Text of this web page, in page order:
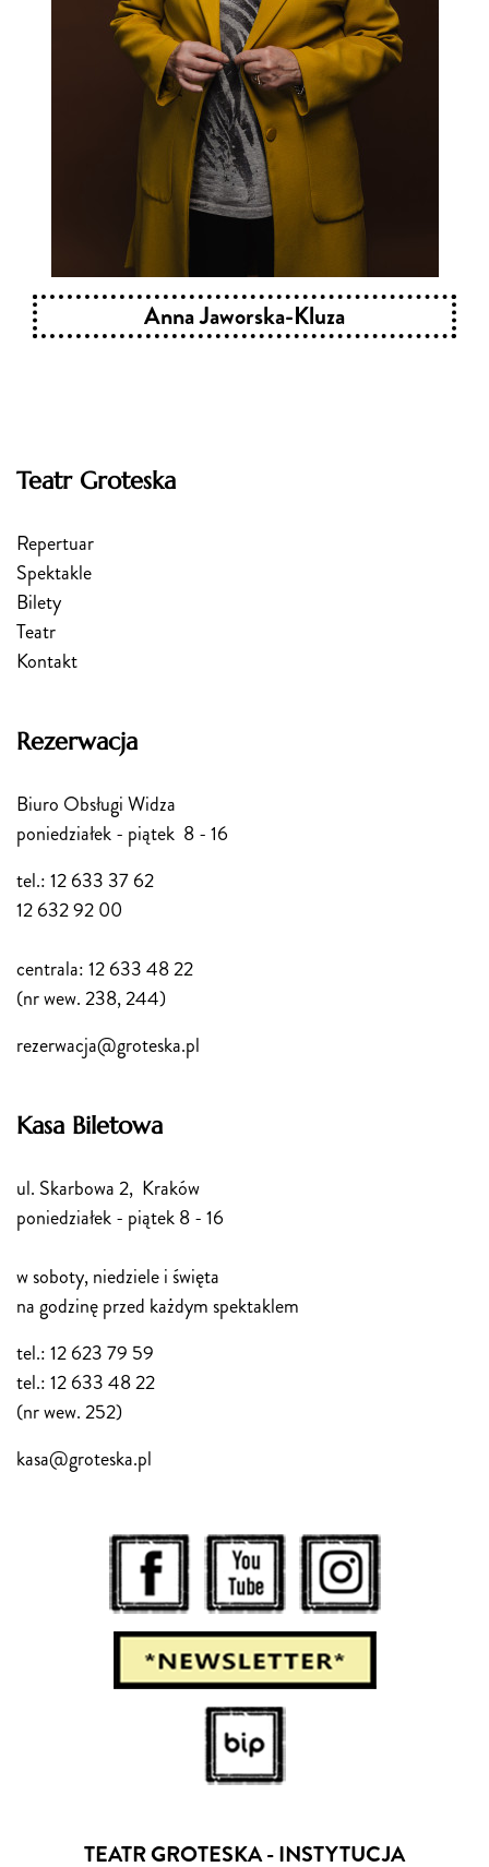
Anna Jaworska-Kluza
Teatr Groteska
Repertuar
Spektakle
Bilety
Teatr
Kontakt
Rezerwacja
Biuro Obsługi Widza
poniedziałek - piątek 8 - 16
tel.: 12 633 37 62
12 632 92 00
centrala: 12 633 48 22
(nr wew. 238, 244)
rezerwacja@groteska.pl
Kasa Biletowa
ul. Skarbowa 2, Kraków
poniedziałek - piątek 8 - 16
w soboty, niedziele i święta
na godzinę przed każdym spektaklem
tel.: 12 623 79 59
tel.: 12 633 48 22
(nr wew. 252)
kasa@groteska.pl
TEATR GROTESKA - INSTYTUCJA